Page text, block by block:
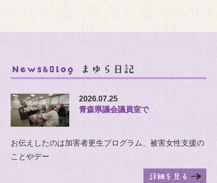
2026.07.25
青森県議会議員室で
お伝えしたのは加害者更生プログラム、被害女性支援の
ことやデー